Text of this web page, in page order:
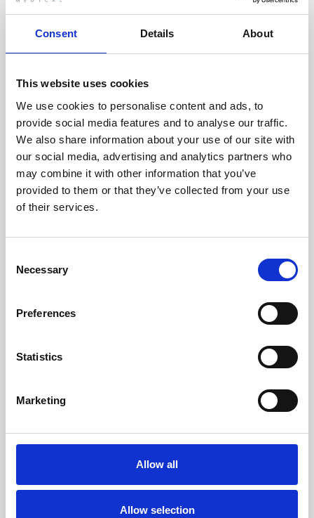
Consent Details About
This website uses cookies
We use cookies to personalise content and ads, to
provide social media features and to analyse our traffic.
We also share information about your use of our site with
our social media, advertising and analytics partners who
may combine it with other information that you’ve
provided to them or that they’ve collected from your use
of their services.
Selection
Necessary
Preferences
Statistics
Marketing
Allow all
Allow selection
ODZYSKIWANIE
Z OSTROŻNOŚCIĄ
Użyteczne części są
skrupulatnie odzyskiwane w
bezpiecznym środowisku ESD,
zapewniając brak uszkodzeń
ani zanieczyszczeń.
BEZPIECZNIE
ZAPAKOWANE
Każda pojedyncza część jest
użyciu odpowiednich
materiałów.